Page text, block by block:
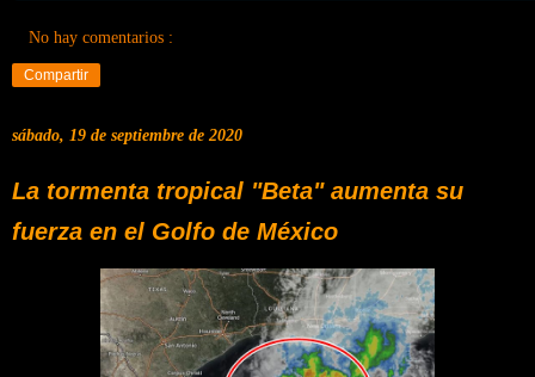
No hay comentarios :
Compartir
sábado, 19 de septiembre de 2020
La tormenta tropical "Beta" aumenta su
fuerza en el Golfo de México